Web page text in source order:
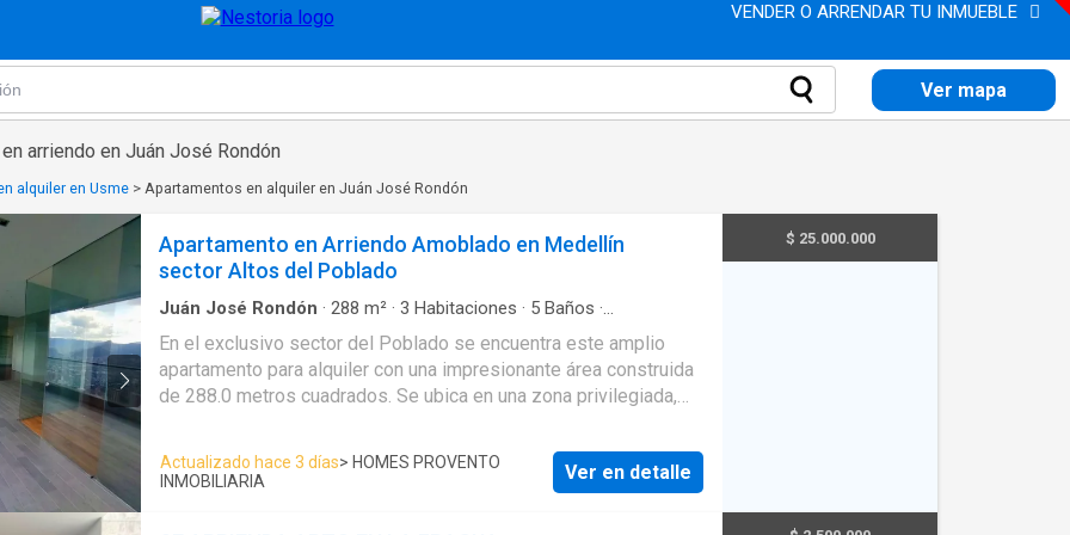
VENDER O ARRENDAR TU INMUEBLE
Ver mapa
arriendo en Juán José Rondón
alquiler en Usme > Apartamentos en alquiler en Juán José Rondón
Apartamento en Arriendo Amoblado en Medellín
sector Altos del Poblado
Juán José Rondón · 288 m² · 3 Habitaciones · 5 Baños ·
discapacidad·Cocina integral·Internet· Jacuzzi·Ascensor·Gas
natural·Vista panorámica·Cuarto de servicio
En el exclusivo sector del Poblado se encuentra este amplio
apartamento para alquiler con una impresionante área construida
de 288.0 metros cuadrados. Se ubica en una zona privilegiada,
el descanso, cada una con su propio baño. Además, se destacan
los cinco baños en total, garantizando comodidad y privacidad
Actualizado hace 3 días> HOMES PROVENTO
INMOBILIARIA
Ver en detalle
$ 25.000.000